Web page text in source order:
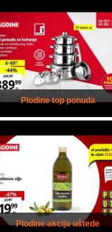
Plodine top ponuda
Plodine akcija uštede